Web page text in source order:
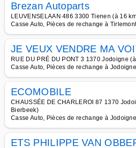
Brezan Autoparts
LEUVENSELAAN 486 3300 Tienen (à 16
Casse Auto, Pièces de rechange à
JE VEUX VENDRE MA
RUE DU PRÉ DU PONT 3 1370 Jodoigne
Casse Auto, Pièces de rechange à Jodoigne
ECOMOBILE
CHAUSSÉE DE CHARLEROI 87 1370
Bierbeek)
Casse Auto, Pièces de rechange à Jodoigne
ETS PHILIPPE VAN